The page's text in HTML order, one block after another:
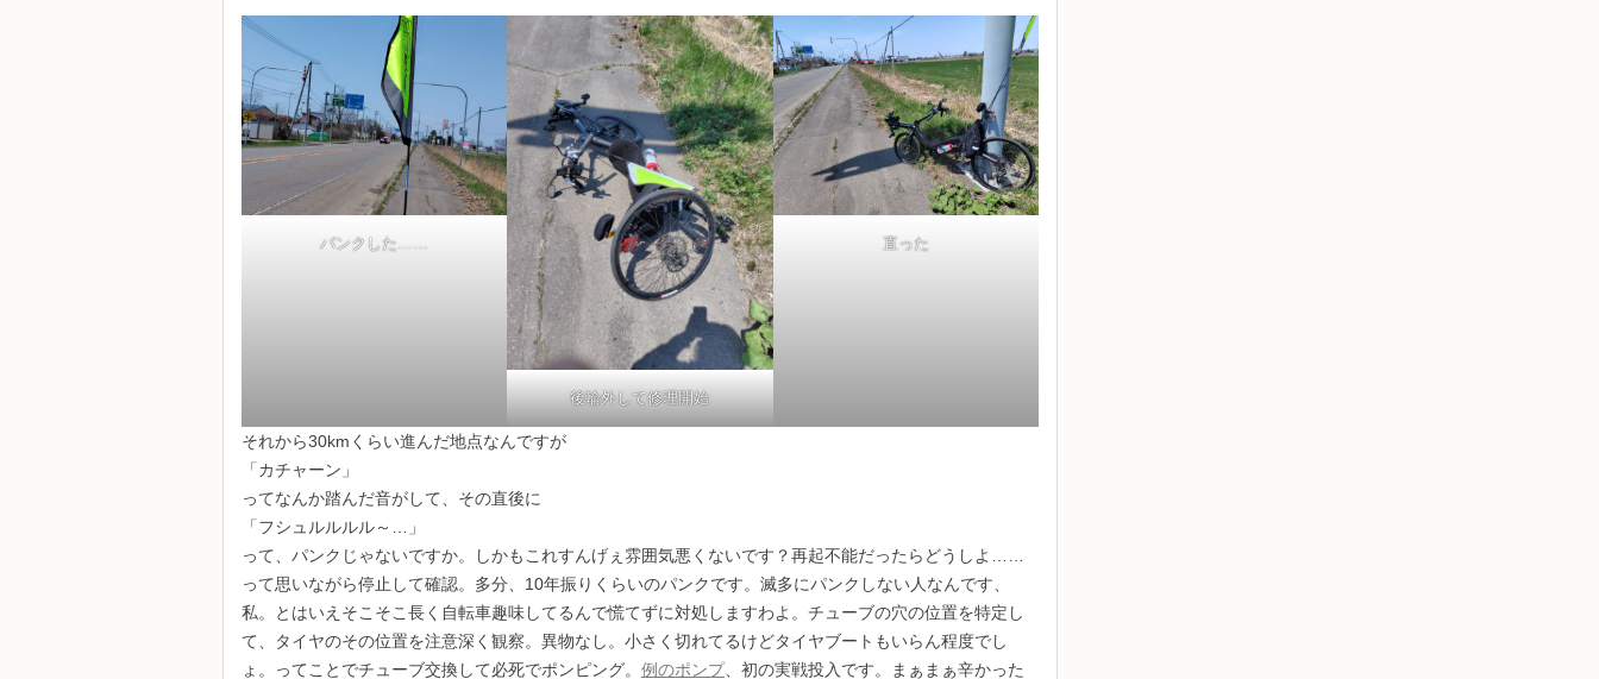
パンクした……
後輪外して修理開始
直った
それから30kmくらい進んだ地点なんですが
「カチャーン」
ってなんか踏んだ音がして、その直後に
「フシュルルルル～…」
って、パンクじゃないですか。しかもこれすんげぇ雰囲気悪くないです？再起不能だったらどうしよ……
って思いながら停止して確認。多分、10年振りくらいのパンクです。滅多にパンクしない人なんです、
私。とはいえそこそこ長く自転車趣味してるんで慌てずに対処しますわよ。チューブの穴の位置を特定し
て、タイヤのその位置を注意深く観察。異物なし。小さく切れてるけどタイヤブートもいらん程度でし
ょ。ってことでチューブ交換して必死でポンピング。 例のポンプ、初の実戦投入です。まぁまぁ辛かった